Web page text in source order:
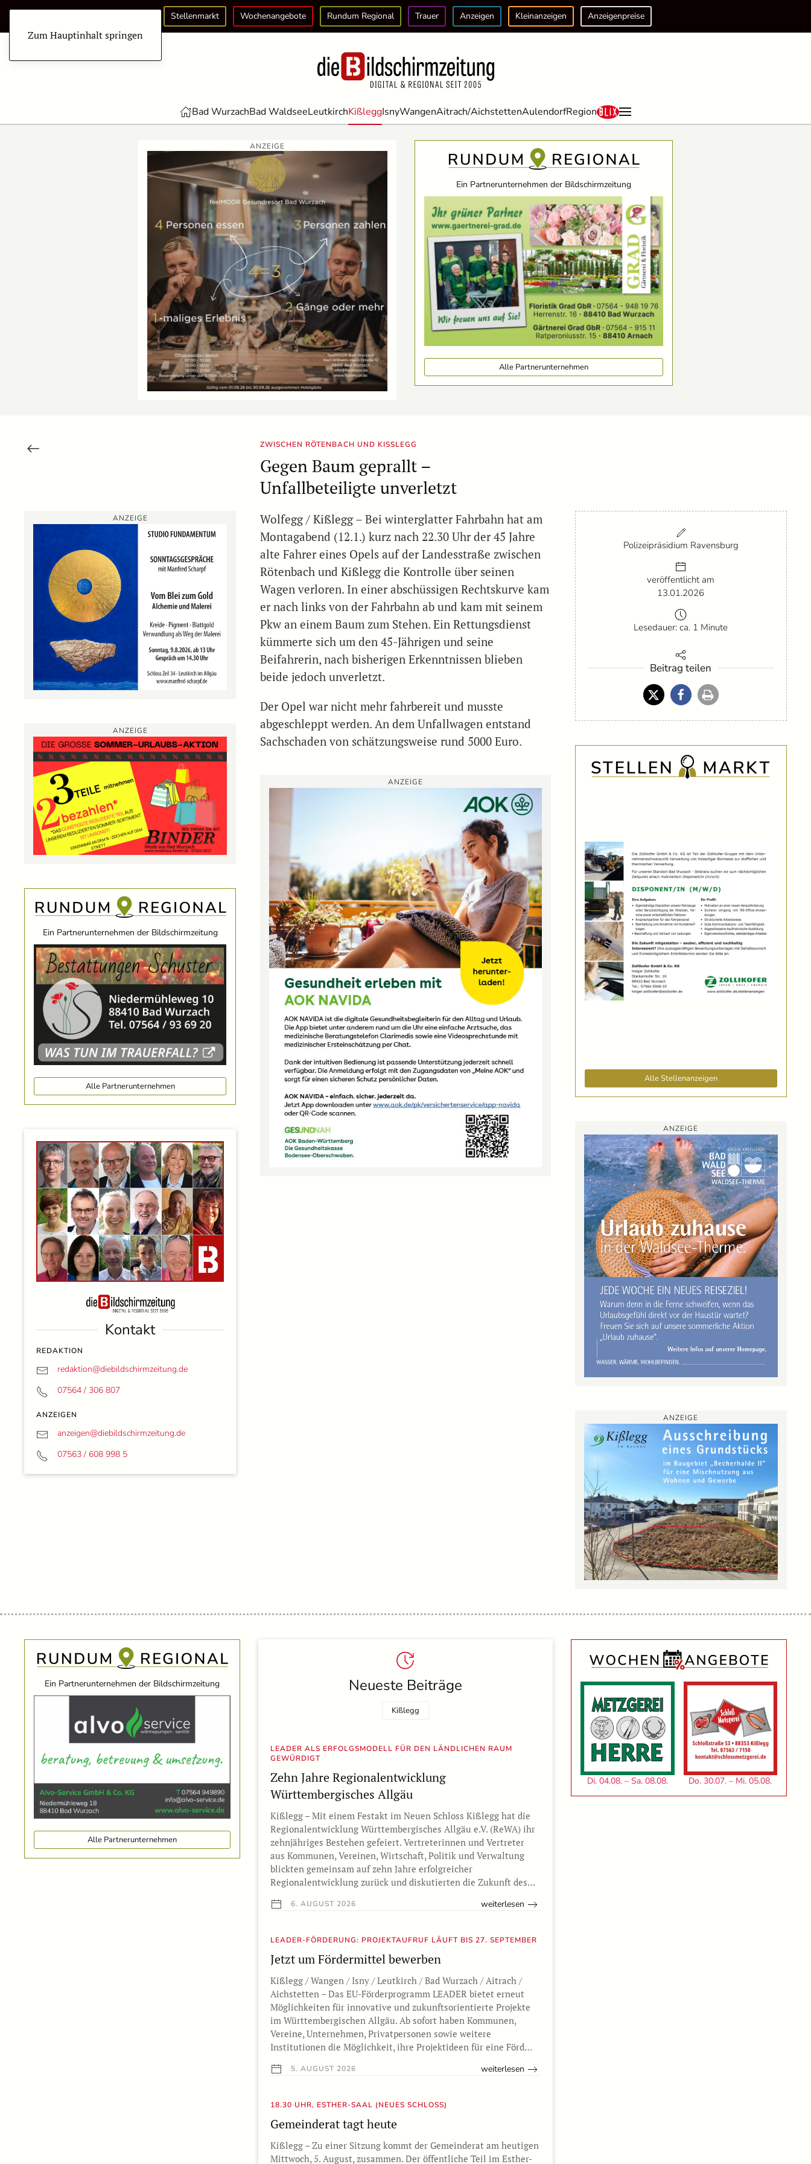
Zum Hauptinhalt springen
Stellenmarkt Wochenangebote Rundum Regional Trauer Anzeigen Kleinanzeigen Anzeigenpreise
Bad WurzachBad WaldseeLeutkirchKißleggIsnyWangenAitrach/AichstettenAulendorfRegion
ANZEIGE
Ein Partnerunternehmen der Bildschirmzeitung
Alle Partnerunternehmen
ZWISCHEN RÖTENBACH UND KISSLEGG
Gegen Baum geprallt –
Unfallbeteiligte unverletzt
ANZEIGE
ANZEIGE
Ein Partnerunternehmen der Bildschirmzeitung
Alle Partnerunternehmen
Kontakt
REDAKTION
redaktion@diebildschirmzeitung.de
07564 / 306 807
ANZEIGEN
anzeigen@diebildschirmzeitung.de
07563 / 608 998 5
Wolfegg / Kißlegg – Bei winterglatter Fahrbahn hat am
Montagabend (12.1.) kurz nach 22.30 Uhr der 45 Jahre
alte Fahrer eines Opels auf der Landesstraße zwischen
Rötenbach und Kißlegg die Kontrolle über seinen
Wagen verloren. In einer abschüssigen Rechtskurve kam
er nach links von der Fahrbahn ab und kam mit seinem
Pkw an einem Baum zum Stehen. Ein Rettungsdienst
kümmerte sich um den 45-Jährigen und seine
Beifahrerin, nach bisherigen Erkenntnissen blieben
beide jedoch unverletzt.
Der Opel war nicht mehr fahrbereit und musste
abgeschleppt werden. An dem Unfallwagen entstand
Sachschaden von schätzungsweise rund 5000 Euro.
ANZEIGE
Polizeipräsidium Ravensburg
veröffentlicht am
13.01.2026
Lesedauer: ca. 1 Minute
Beitrag teilen
Alle Stellenanzeigen
ANZEIGE
ANZEIGE
Neueste Beiträge
Kißlegg
LEADER ALS ERFOLGSMODELL FÜR DEN LÄNDLICHEN RAUM
GEWÜRDIGT
Zehn Jahre Regionalentwicklung
Württembergisches Allgäu
Kißlegg – Mit einem Festakt im Neuen Schloss Kißlegg hat die
Regionalentwicklung Württembergisches Allgäu e.V. (ReWA) ihr
zehnjähriges Bestehen gefeiert. Vertreterinnen und Vertreter
aus Kommunen, Vereinen, Wirtschaft, Politik und Verwaltung
blickten gemeinsam auf zehn Jahre erfolgreicher
Regionalentwicklung zurück und diskutierten die Zukunft des…
6. AUGUST 2026 weiterlesen
LEADER-FÖRDERUNG: PROJEKTAUFRUF LÄUFT BIS 27. SEPTEMBER
Jetzt um Fördermittel bewerben
Kißlegg / Wangen / Isny / Leutkirch / Bad Wurzach / Aitrach /
Aichstetten – Das EU-Förderprogramm LEADER bietet erneut
Möglichkeiten für innovative und zukunftsorientierte Projekte
im Württembergischen Allgäu. Ab sofort haben Kommunen,
Vereine, Unternehmen, Privatpersonen sowie weitere
Institutionen die Möglichkeit, ihre Projektideen für eine Förd…
5. AUGUST 2026 weiterlesen
18.30 UHR, ESTHER-SAAL (NEUES SCHLOSS)
Gemeinderat tagt heute
Kißlegg – Zu einer Sitzung kommt der Gemeinderat am heutigen
Mittwoch, 5. August, zusammen. Der öffentliche Teil im Esther-
Ein Partnerunternehmen der Bildschirmzeitung
Alle Partnerunternehmen
Di. 04.08. – Sa. 08.08. Do. 30.07. – Mi. 05.08.